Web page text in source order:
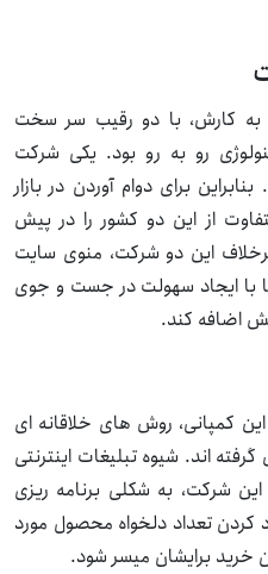
به کارش، با دو رقیب سر سخت
رو به رو بود. یکی شرکت
amazon و دیگری شرکت ebay . بنابراین برای دوام آوردن در بازار
از این دو کشور را در پیش
این دو شرکت، منوی سایت
با ایجاد سهولت در جست و جوی
اضافه کند.
کمپانی، روش های خلاقانه ای
اند. شیوه تبلیغات اینترنتی
شرکت، به شکلی برنامه ریزی
کردن تعداد دلخواه محصول مورد
خرید برایشان میسر شود.